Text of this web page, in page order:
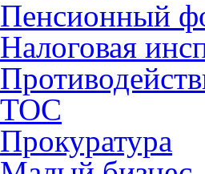
Пенсионный
Налоговая
ТОС
Прокуратура